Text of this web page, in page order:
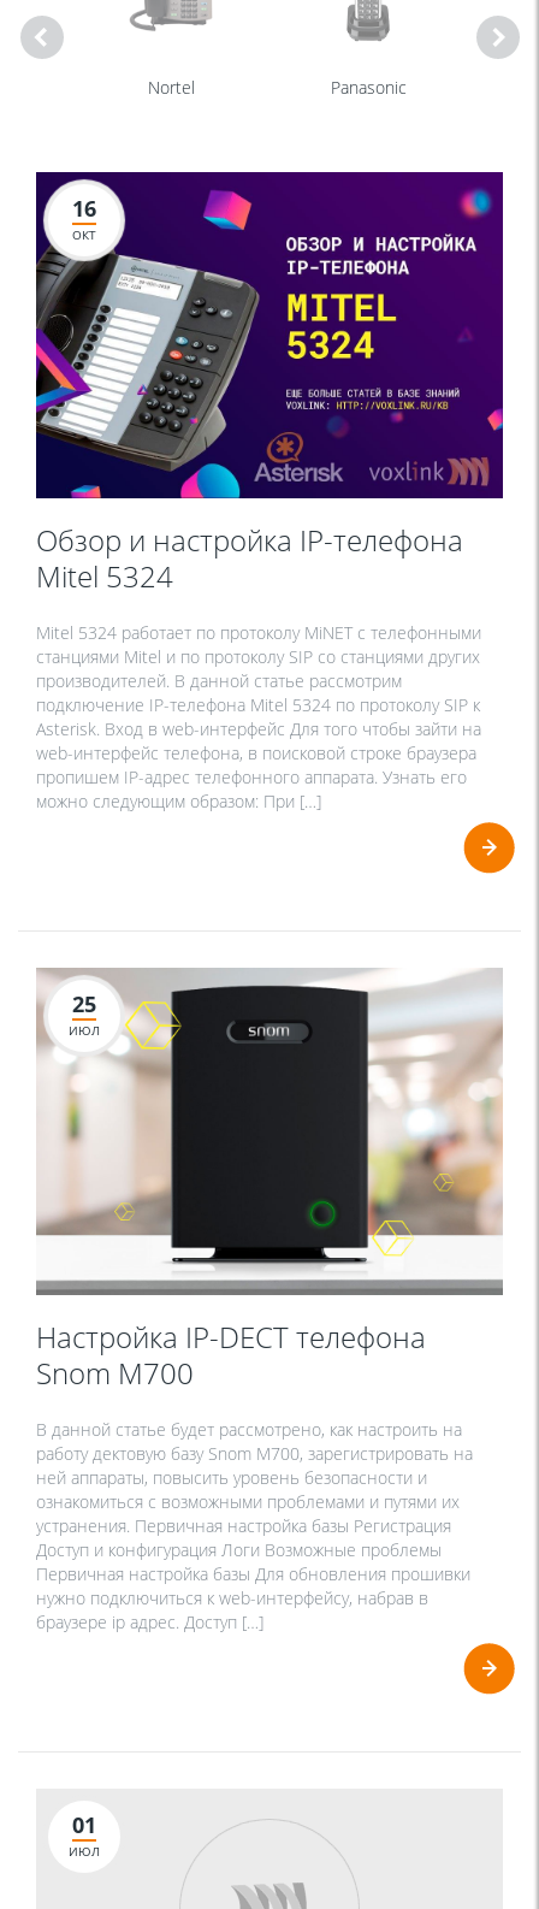
Nortel Panasonic
16
ОКТ
Обзор и настройка IP-телефона
Mitel 5324
Mitel 5324 работает по протоколу MiNET с телефонными
станциями Mitel и по протоколу SIP со станциями других
производителей. В данной статье рассмотрим
подключение IP-телефона Mitel 5324 по протоколу SIP к
Asterisk. Вход в web-интерфейс Для того чтобы зайти на
web-интерфейс телефона, в поисковой строке браузера
пропишем IP-адрес телефонного аппарата. Узнать его
можно следующим образом: При […]
25
ИЮЛ
Настройка IP-DECT телефона
Snom M700
В данной статье будет рассмотрено, как настроить на
работу дектовую базу Snom M700, зарегистрировать на
ней аппараты, повысить уровень безопасности и
ознакомиться с возможными проблемами и путями их
устранения. Первичная настройка базы Регистрация
Доступ и конфигурация Логи Возможные проблемы
Первичная настройка базы Для обновления прошивки
нужно подключиться к web-интерфейсу, набрав в
браузере ip адрес. Доступ […]
01
ИЮЛ